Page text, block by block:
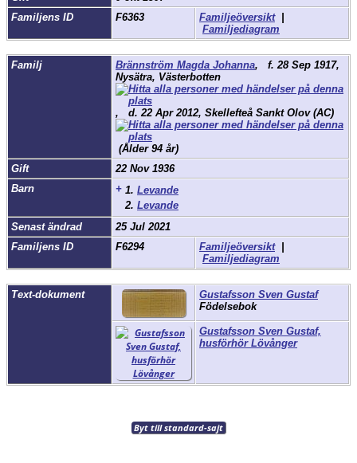
Familjens ID
F6363 Familjeöversikt|
Familjediagram
Familj Brännström Magda Johanna, f. 28 Sep 1917,
Nysätra, Västerbotten
, d. 22 Apr 2012, Skellefteå Sankt Olov (AC)
(Ålder 94 år)
Gift
22 Nov 1936
Barn
+ 1. Levande
2. Levande
Senast ändrad
25 Jul 2021
Familjens ID
F6294 Familjeöversikt|
Familjediagram
Text-dokument
Gustafsson Sven Gustaf
Födelsebok
Gustafsson Sven Gustaf,
husförhör Lövånger
Byt till standard-sajt